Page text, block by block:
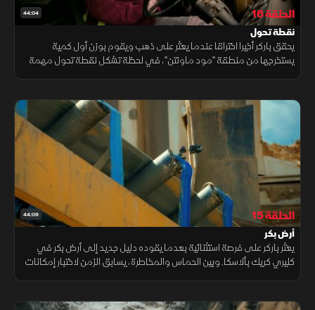
44:04 الحلقة 16
نقطة تحول
يحقق باركر أخيرا اختراقا عندما يعثر على ذهب ويقوم بوزن أول كمية
يستخرجها من منطقة "مود ماونتن"، في لحظة تشكل نقطة تحول مهمة
44:09 الحلقة 15
أرض بكر
يعثر باركر على فرصة استثنائية بعدما يقوده دليل جديد إلى أرض بكر في
كليري كريك بألاسكا. وبين الحماس والمخاطرة، يسابق الزمن لاختبار إمكانات